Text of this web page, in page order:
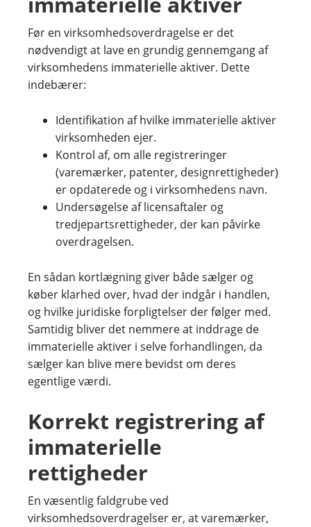
Før en virksomhedsoverdragelse er det
nødvendigt at lave en grundig gennemgang af
virksomhedens immaterielle aktiver. Dette
indebærer:
Identifikation af hvilke immaterielle aktiver
virksomheden ejer.
Kontrol af, om alle registreringer
(varemærker, patenter, designrettigheder)
er opdaterede og i virksomhedens navn.
Undersøgelse af licensaftaler og
tredjepartsrettigheder, der kan påvirke
overdragelsen.
En sådan kortlægning giver både sælger og
køber klarhed over, hvad der indgår i handlen,
og hvilke juridiske forpligtelser der følger med.
Samtidig bliver det nemmere at inddrage de
immaterielle aktiver i selve forhandlingen, da
sælger kan blive mere bevidst om deres
egentlige værdi.
Korrekt registrering af
immaterielle
rettigheder
En væsentlig faldgrube ved
virksomhedsoverdragelser er, at varemærker,